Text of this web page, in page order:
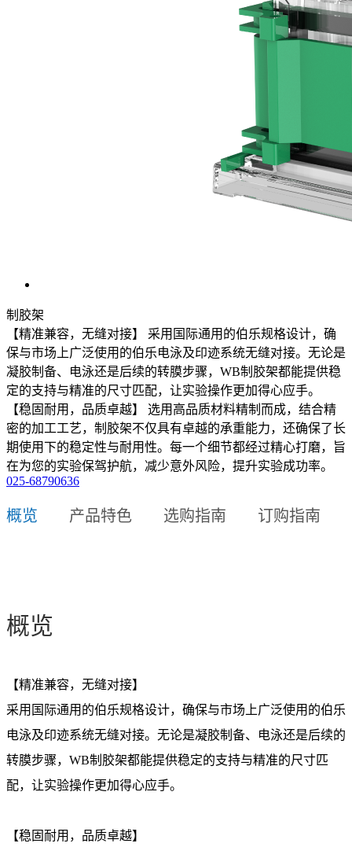
制胶架
【精准兼容，无缝对接】 采用国际通用的伯乐规格设计，确
保与市场上广泛使用的伯乐电泳及印迹系统无缝对接。无论是
凝胶制备、电泳还是后续的转膜步骤，WB制胶架都能提供稳
定的支持与精准的尺寸匹配，让实验操作更加得心应手。
【稳固耐用，品质卓越】 选用高品质材料精制而成，结合精
密的加工工艺，制胶架不仅具有卓越的承重能力，还确保了长
期使用下的稳定性与耐用性。每一个细节都经过精心打磨，旨
在为您的实验保驾护航，减少意外风险，提升实验成功率。
025-68790636
概览 产品特色 选购指南 订购指南
概览
【精准兼容，无缝对接】
采用国际通用的伯乐规格设计，确保与市场上广泛使用的伯乐
电泳及印迹系统无缝对接。无论是凝胶制备、电泳还是后续的
转膜步骤，WB制胶架都能提供稳定的支持与精准的尺寸匹
配，让实验操作更加得心应手。
【稳固耐用，品质卓越】